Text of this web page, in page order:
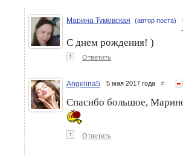
Марина Тумовская (автор поста)
С днем рождения! )
↑ Ответить
Angelina5 5 мая 2017 года #
Спасибо большое,
↑ Ответить